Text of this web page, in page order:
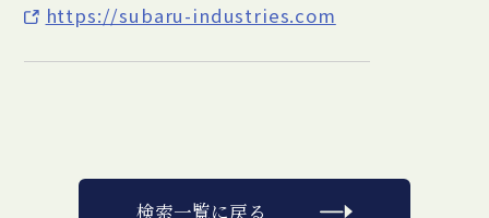
https://subaru-industries.com
検索一覧に戻る